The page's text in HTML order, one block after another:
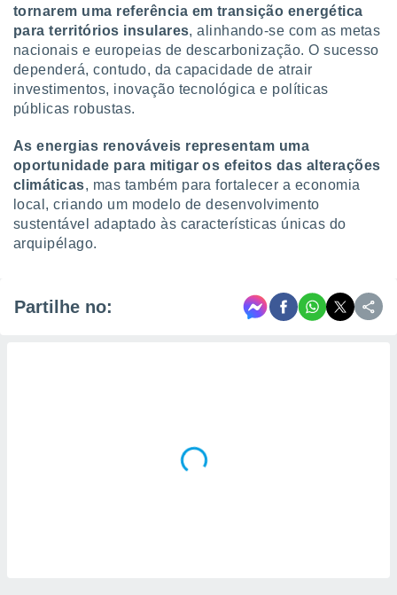
tornarem uma referência em transição energética
para territórios insulares, alinhando-se com as metas
nacionais e europeias de descarbonização. O sucesso
dependerá, contudo, da capacidade de atrair
investimentos, inovação tecnológica e políticas
públicas robustas.
As energias renováveis representam uma
oportunidade para mitigar os efeitos das alterações
climáticas, mas também para fortalecer a economia
local, criando um modelo de desenvolvimento
sustentável adaptado às características únicas do
arquipélago.
Partilhe no: